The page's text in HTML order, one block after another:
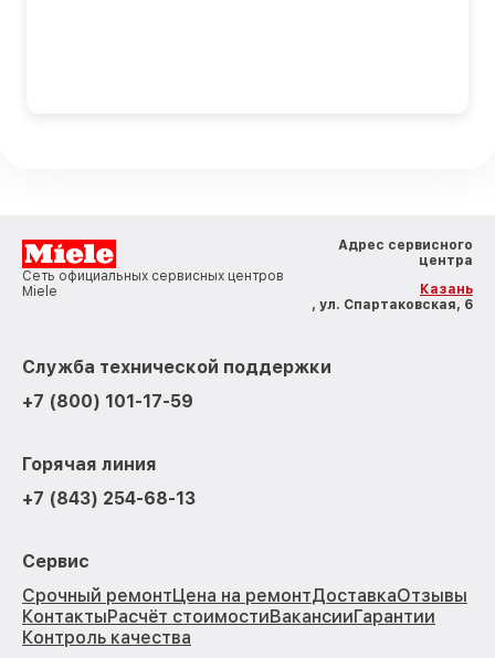
Сеть официальных сервисных центров
Miele
Адрес сервисного
центра
Казань
, ул. Спартаковская, 6
Служба технической поддержки
+7 (800) 101-17-59
Горячая линия
+7 (843) 254-68-13
Сервис
Срочный ремонтЦена на ремонтДоставкаОтзывы
КонтактыРасчёт стоимостиВакансииГарантии
Контроль качества